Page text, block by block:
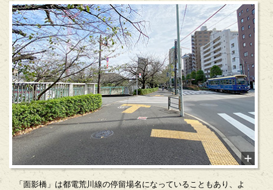
「面影橋」は都電荒川線の停留場名になっていることもあり、よ